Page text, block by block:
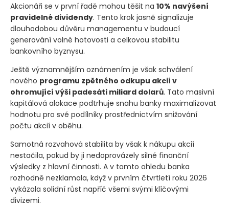
Akcionáři se v první řadě mohou těšit na 10% navýšení
pravidelné dividendy. Tento krok jasně signalizuje
dlouhodobou důvěru managementu v budoucí
generování volné hotovosti a celkovou stabilitu
bankovního byznysu.
Ještě významnějším oznámením je však schválení
nového programu zpětného odkupu akcií v
ohromující výši padesáti miliard dolarů. Tato masivní
kapitálová alokace podtrhuje snahu banky maximalizovat
hodnotu pro své podílníky prostřednictvím snižování
počtu akcií v oběhu.
Samotná rozvahová stabilita by však k nákupu akcií
nestačila, pokud by ji nedoprovázely silné finanční
výsledky z hlavní činnosti. A v tomto ohledu banka
rozhodně nezklamala, když v prvním čtvrtletí roku 2026
vykázala solidní růst napříč všemi svými klíčovými
divizemi.